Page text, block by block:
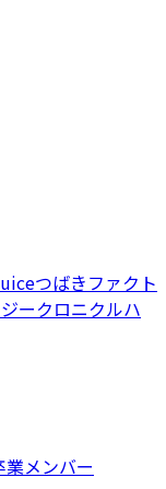
つばきファクト
ークロニクルハ
メンバー